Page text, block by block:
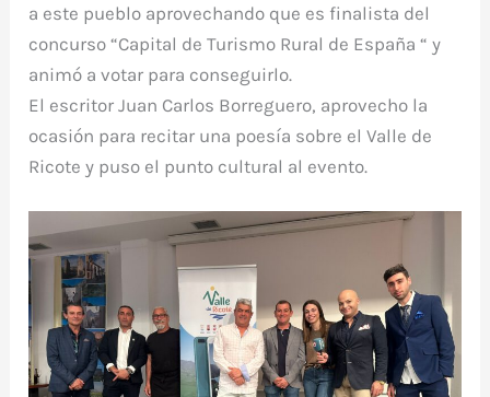
a este pueblo aprovechando que es finalista del
concurso “Capital de Turismo Rural de España “ y
animó a votar para conseguirlo.
El escritor Juan Carlos Borreguero, aprovecho la
ocasión para recitar una poesía sobre el Valle de
Ricote y puso el punto cultural al evento.